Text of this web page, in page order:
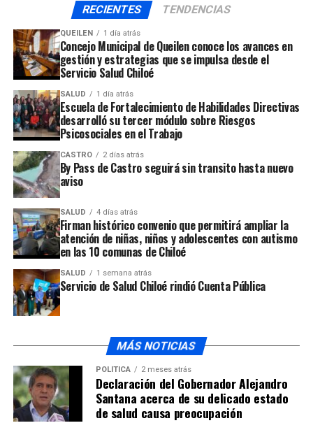
la provincia, a fin de ser escuchados por las autoridades
del nivel central.
ARTÍCULOS RELACIONADOS:
Liceo Melinka da la despedida a dos ilustres profesores
NO TE PIERDAS
Pesar en el mundo cultural por repentino deceso del
artista Draco Maturana
RECIENTES TENDENCIAS
QUEILEN 1 día atrás
Concejo Municipal de Queilen conoce los avances en
gestión y estrategias que se impulsa desde el
Servicio Salud Chiloé
SALUD 1 día atrás
Escuela de Fortalecimiento de Habilidades Directivas
desarrolló su tercer módulo sobre Riesgos
Psicosociales en el Trabajo
CASTRO 2 días atrás
By Pass de Castro seguirá sin transito hasta nuevo
aviso
SALUD 4 días atrás
Firman histórico convenio que permitirá ampliar la
atención de niñas, niños y adolescentes con autismo
en las 10 comunas de Chiloé
SALUD 1 semana atrás
Servicio de Salud Chiloé rindió Cuenta Pública
MÁS NOTICIAS
POLÍTICA 2 meses atrás
Declaración del Gobernador Alejandro
Santana acerca de su delicado estado
de salud causa preocupación